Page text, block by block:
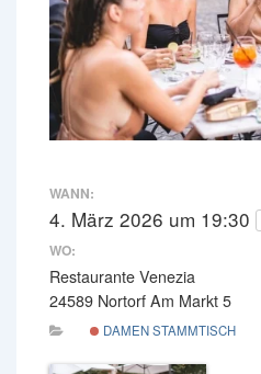
WANN:
4. März 2026 um 19:30
WO:
Restaurante Venezia
24589 Nortorf Am Markt 5
DAMEN STAMMTISCH